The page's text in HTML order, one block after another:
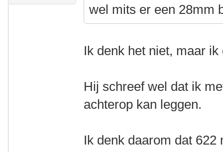
wel mits er een 28mm
Ik denk het niet, maar
Hij schreef wel dat ik
achterop kan leggen.
Ik denk daarom dat 622